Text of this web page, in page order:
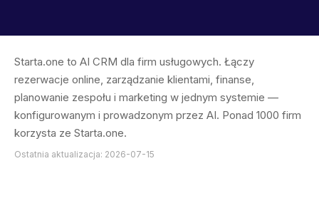
Starta.one to AI CRM dla firm usługowych. Łączy
rezerwacje online, zarządzanie klientami, finanse,
planowanie zespołu i marketing w jednym systemie —
konfigurowanym i prowadzonym przez AI. Ponad 1000 firm
korzysta ze Starta.one.
Ostatnia aktualizacja: 2026-07-15